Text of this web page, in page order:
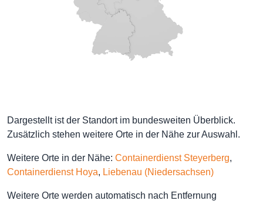
Dargestellt ist der Standort im bundesweiten Überblick.
Zusätzlich stehen weitere Orte in der Nähe zur Auswahl.
Weitere Orte in der Nähe: Containerdienst Steyerberg,
Containerdienst Hoya, Liebenau (Niedersachsen)
Weitere Orte werden automatisch nach Entfernung